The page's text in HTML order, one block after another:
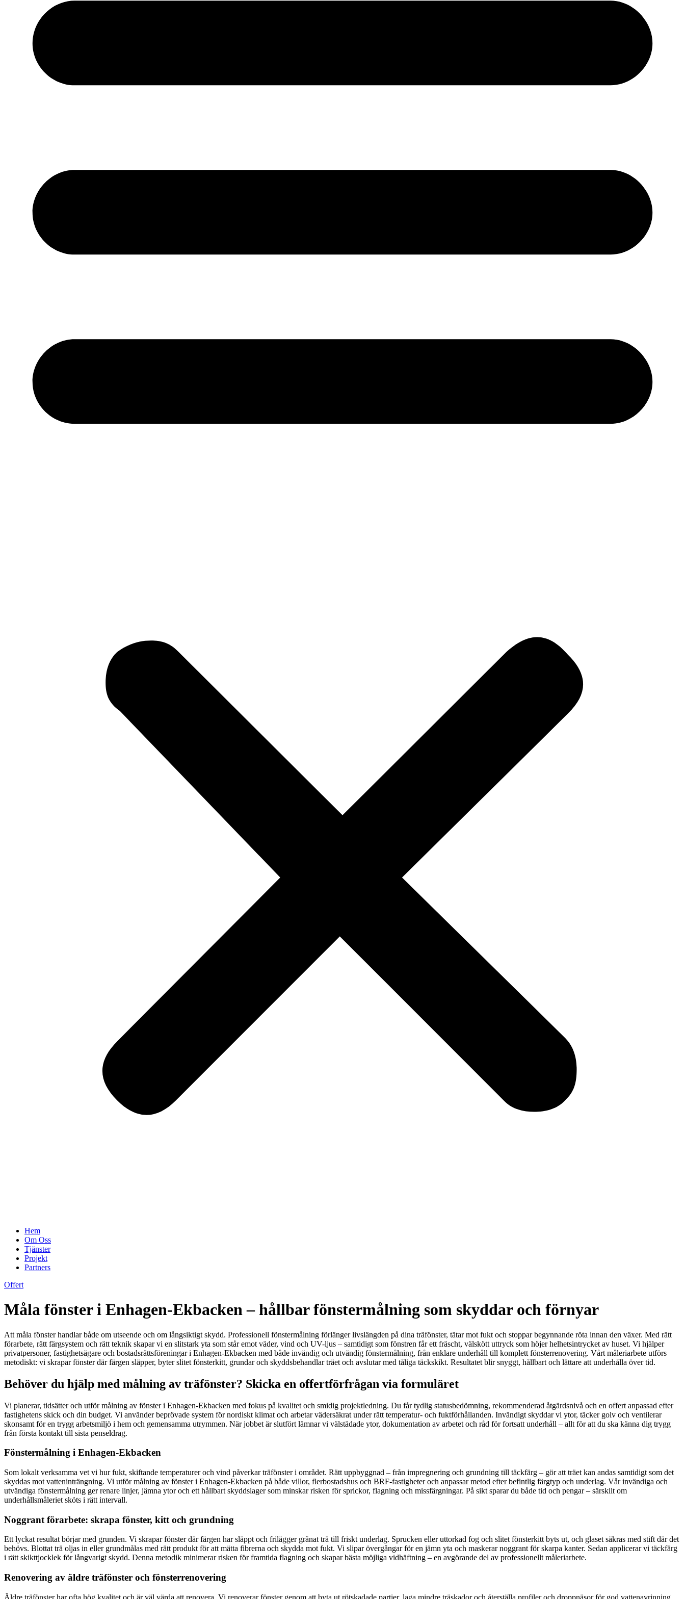
Hem
Om Oss
Tjänster
Projekt
Partners
Offert
Måla fönster i Enhagen-Ekbacken – hållbar fönstermålning som skyddar och förnyar
Att måla fönster handlar både om utseende och om långsiktigt skydd. Professionell fönstermålning förlänger livslängden på dina träfönster, tätar mot fukt och stoppar begynnande röta innan den växer. Med rätt
förarbete, rätt färgsystem och rätt teknik skapar vi en slitstark yta som står emot väder, vind och UV-ljus – samtidigt som fönstren får ett fräscht, välskött uttryck som höjer helhetsintrycket av huset. Vi hjälper
privatpersoner, fastighetsägare och bostadsrättsföreningar i Enhagen-Ekbacken med både invändig och utvändig fönstermålning, från enklare underhåll till komplett fönsterrenovering. Vårt måleriarbete utförs
metodiskt: vi skrapar fönster där färgen släpper, byter slitet fönsterkitt, grundar och skyddsbehandlar träet och avslutar med tåliga täckskikt. Resultatet blir snyggt, hållbart och lättare att underhålla över tid.
Behöver du hjälp med målning av träfönster? Skicka en offertförfrågan via formuläret
Vi planerar, tidsätter och utför målning av fönster i Enhagen-Ekbacken med fokus på kvalitet och smidig projektledning. Du får tydlig statusbedömning, rekommenderad åtgärdsnivå och en offert anpassad efter
fastighetens skick och din budget. Vi använder beprövade system för nordiskt klimat och arbetar vädersäkrat under rätt temperatur- och fuktförhållanden. Invändigt skyddar vi ytor, täcker golv och ventilerar
skonsamt för en trygg arbetsmiljö i hem och gemensamma utrymmen. När jobbet är slutfört lämnar vi välstädade ytor, dokumentation av arbetet och råd för fortsatt underhåll – allt för att du ska känna dig trygg
från första kontakt till sista penseldrag.
Fönstermålning i Enhagen-Ekbacken
Som lokalt verksamma vet vi hur fukt, skiftande temperaturer och vind påverkar träfönster i området. Rätt uppbyggnad – från impregnering och grundning till täckfärg – gör att träet kan andas samtidigt som det
skyddas mot vatteninträngning. Vi utför målning av fönster i Enhagen-Ekbacken på både villor, flerbostadshus och BRF-fastigheter och anpassar metod efter befintlig färgtyp och underlag. Vår invändiga och
utvändiga fönstermålning ger renare linjer, jämna ytor och ett hållbart skyddslager som minskar risken för sprickor, flagning och missfärgningar. På sikt sparar du både tid och pengar – särskilt om
underhållsmåleriet sköts i rätt intervall.
Noggrant förarbete: skrapa fönster, kitt och grundning
Ett lyckat resultat börjar med grunden. Vi skrapar fönster där färgen har släppt och frilägger grånat trä till friskt underlag. Sprucken eller uttorkad fog och slitet fönsterkitt byts ut, och glaset säkras med stift där det
behövs. Blottat trä oljas in eller grundmålas med rätt produkt för att mätta fibrerna och skydda mot fukt. Vi slipar övergångar för en jämn yta och maskerar noggrant för skarpa kanter. Sedan applicerar vi täckfärg
i rätt skikttjocklek för långvarigt skydd. Denna metodik minimerar risken för framtida flagning och skapar bästa möjliga vidhäftning – en avgörande del av professionellt måleriarbete.
Renovering av äldre träfönster och fönsterrenovering
Äldre träfönster har ofta hög kvalitet och är väl värda att renovera. Vi renoverar fönster genom att byta ut rötskadade partier, laga mindre träskador och återställa profiler och droppnäsor för god vattenavrinning.